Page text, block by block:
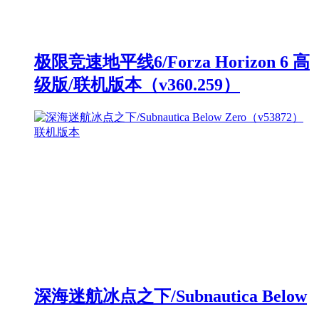
极限竞速地平线6/Forza Horizon 6 高
级版/联机版本（v360.259）
深海迷航冰点之下/Subnautica Below